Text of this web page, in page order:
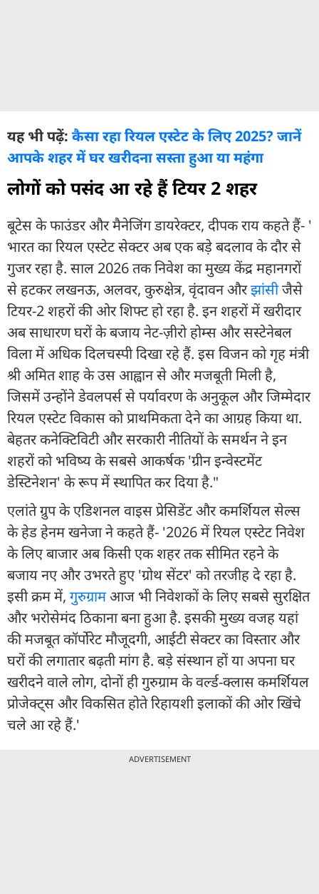
यह भी पढ़ें: कैसा रहा रियल एस्टेट के लिए 2025? जानें
आपके शहर में घर खरीदना सस्ता हुआ या महंगा
लोगों को पसंद आ रहे हैं टियर 2 शहर
बूटेस के फाउंडर और मैनेजिंग डायरेक्टर, दीपक राय कहते हैं- '
भारत का रियल एस्टेट सेक्टर अब एक बड़े बदलाव के दौर से
गुजर रहा है. साल 2026 तक निवेश का मुख्य केंद्र महानगरों
से हटकर लखनऊ, अलवर, कुरुक्षेत्र, वृंदावन औरझांसीजैसे
टियर-2 शहरों की ओर शिफ्ट हो रहा है. इन शहरों में खरीदार
अब साधारण घरों के बजाय नेट-ज़ीरो होम्स और सस्टेनेबल
विला में अधिक दिलचस्पी दिखा रहे हैं. इस विजन को गृह मंत्री
श्री अमित शाह के उस आह्वान से और मजबूती मिली है,
जिसमें उन्होंने डेवलपर्स से पर्यावरण के अनुकूल और जिम्मेदार
रियल एस्टेट विकास को प्राथमिकता देने का आग्रह किया था.
बेहतर कनेक्टिविटी और सरकारी नीतियों के समर्थन ने इन
शहरों को भविष्य के सबसे आकर्षक 'ग्रीन इन्वेस्टमेंट
डेस्टिनेशन' के रूप में स्थापित कर दिया है."
एलांते ग्रुप के एडिशनल वाइस प्रेसिडेंट और कमर्शियल सेल्स
के हेड हेनम खनेजा ने कहते हैं- '2026 में रियल एस्टेट निवेश
के लिए बाजार अब किसी एक शहर तक सीमित रहने के
बजाय नए और उभरते हुए 'ग्रोथ सेंटर' को तरजीह दे रहा है.
इसी क्रम में, गुरुग्रामआज भी निवेशकों के लिए सबसे सुरक्षित
और भरोसेमंद ठिकाना बना हुआ है. इसकी मुख्य वजह यहां
की मजबूत कॉर्पोरेट मौजूदगी, आईटी सेक्टर का विस्तार और
घरों की लगातार बढ़ती मांग है. बड़े संस्थान हों या अपना घर
खरीदने वाले लोग, दोनों ही गुरुग्राम के वर्ल्ड-क्लास कमर्शियल
प्रोजेक्ट्स और विकसित होते रिहायशी इलाकों की ओर खिंचे
चले आ रहे हैं.'
ADVERTISEMENT